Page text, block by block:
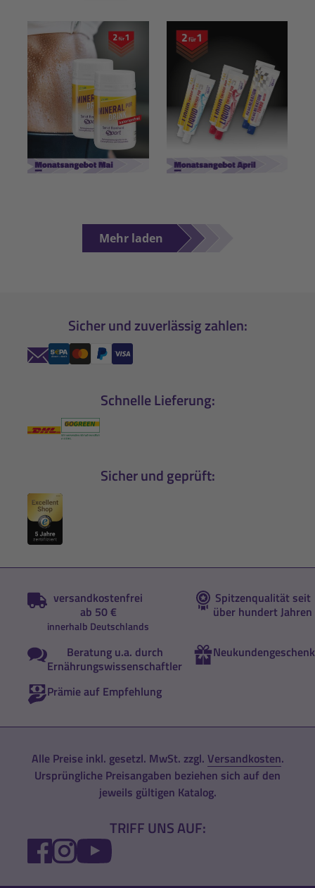
Mehr laden
Sicher und zuverlässig zahlen:
Schnelle Lieferung:
Sicher und geprüft:
versandkostenfrei
ab 50 €
innerhalb Deutschlands
Spitzenqualität seit
über hundert Jahren
Beratung u.a. durch
Ernährungswissenschaftler
Neukundengeschenk
Prämie auf Empfehlung
Alle Preise inkl. gesetzl. MwSt. zzgl. Versandkosten.
Ursprüngliche Preisangaben beziehen sich auf den
jeweils gültigen Katalog.
TRIFF UNS AUF:
FACEBOOK
INSTAGRAM
YOUTUBE